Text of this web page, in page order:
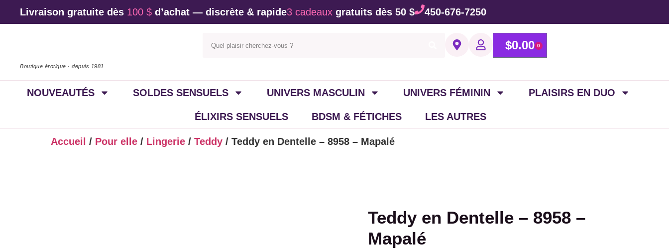
Livraison gratuite dès 100 $ d’achat — discrète & rapide3 cadeaux gratuits dès 50 $ 450-676-7250
Boutique érotique · depuis 1981
$0.00 0
NOUVEAUTÉS SOLDES SENSUELS UNIVERS MASCULIN UNIVERS FÉMININ PLAISIRS EN DUO
ÉLIXIRS SENSUELS BDSM & FÉTICHES LES AUTRES
Accueil / Pour elle / Lingerie / Teddy / Teddy en Dentelle – 8958 – Mapalé
Teddy en Dentelle – 8958 –
Mapalé